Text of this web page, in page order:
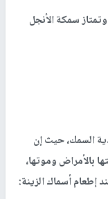
سمكة الأنجل
السمك، حيث إن
بالأمراض وموتها،
إطعام أسماك الزينة: